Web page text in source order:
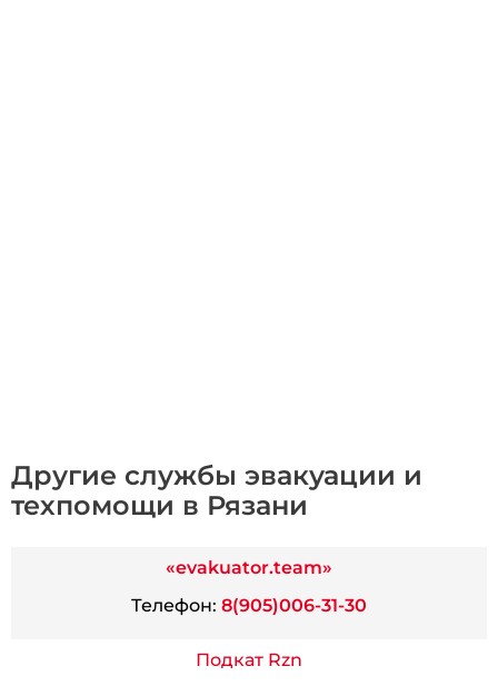
Другие службы эвакуации и
техпомощи в Рязани
«evakuator.team»
Телефон: 8(905)006-31-30
Подкат Rzn